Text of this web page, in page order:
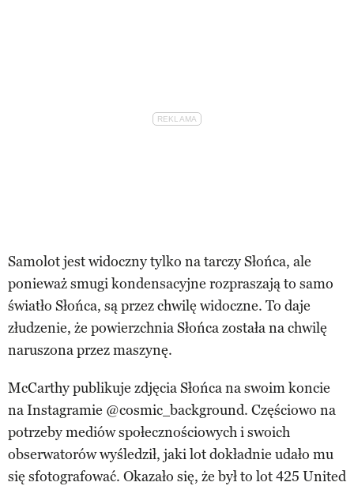
Samolot jest widoczny tylko na tarczy Słońca, ale
ponieważ smugi kondensacyjne rozpraszają to samo
światło Słońca, są przez chwilę widoczne. To daje
złudzenie, że powierzchnia Słońca została na chwilę
naruszona przez maszynę.
McCarthy publikuje zdjęcia Słońca na swoim koncie
na Instagramie @cosmic_background. Częściowo na
potrzeby mediów społecznościowych i swoich
obserwatorów wyśledził, jaki lot dokładnie udało mu
się sfotografować. Okazało się, że był to lot 425 United